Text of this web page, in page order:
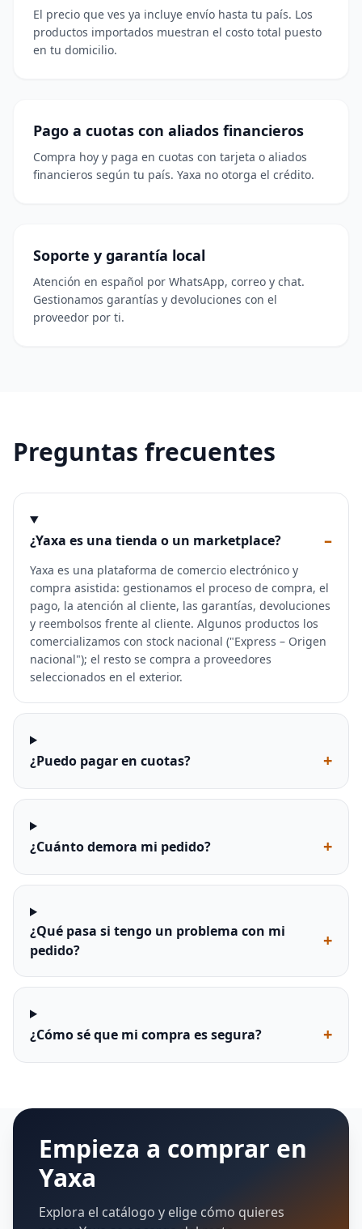
El precio que ves ya incluye envío hasta tu país. Los
productos importados muestran el costo total puesto
en tu domicilio.
Pago a cuotas con aliados financieros
Compra hoy y paga en cuotas con tarjeta o aliados
financieros según tu país. Yaxa no otorga el crédito.
Soporte y garantía local
Atención en español por WhatsApp, correo y chat.
Gestionamos garantías y devoluciones con el
proveedor por ti.
Preguntas frecuentes
¿Yaxa es una tienda o un marketplace? –
Yaxa es una plataforma de comercio electrónico y
compra asistida: gestionamos el proceso de compra, el
pago, la atención al cliente, las garantías, devoluciones
y reembolsos frente al cliente. Algunos productos los
comercializamos con stock nacional ("Express – Origen
nacional"); el resto se compra a proveedores
seleccionados en el exterior.
¿Puedo pagar en cuotas? +
¿Cuánto demora mi pedido? +
¿Qué pasa si tengo un problema con mi
pedido?
+
¿Cómo sé que mi compra es segura? +
Empieza a comprar en
Yaxa
Explora el catálogo y elige cómo quieres